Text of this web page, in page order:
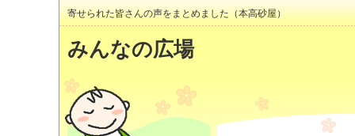
寄せられた皆さんの声をまとめました（本高砂屋）
みんなの広場